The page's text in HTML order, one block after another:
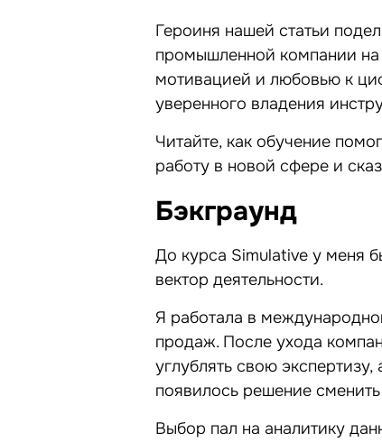
Героиня нашей статьи
промышленной компании на
мотивацией и любовью к
уверенного владения
Читайте, как обучение
работу в новой сфере и
Бэкграунд
До курса Simulative у меня
вектор деятельности.
Я работала в
продаж. После ухода
углублять свою
появилось решение
Выбор пал на аналитику